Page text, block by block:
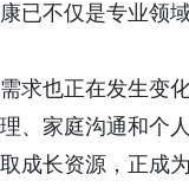
已不仅是专业领
求也正在发生变
、家庭沟通和个
成长资源，正成